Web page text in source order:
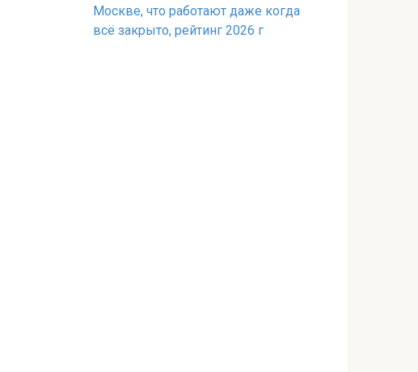
Москве, что работают даже когда
всё закрыто, рейтинг 2026 г